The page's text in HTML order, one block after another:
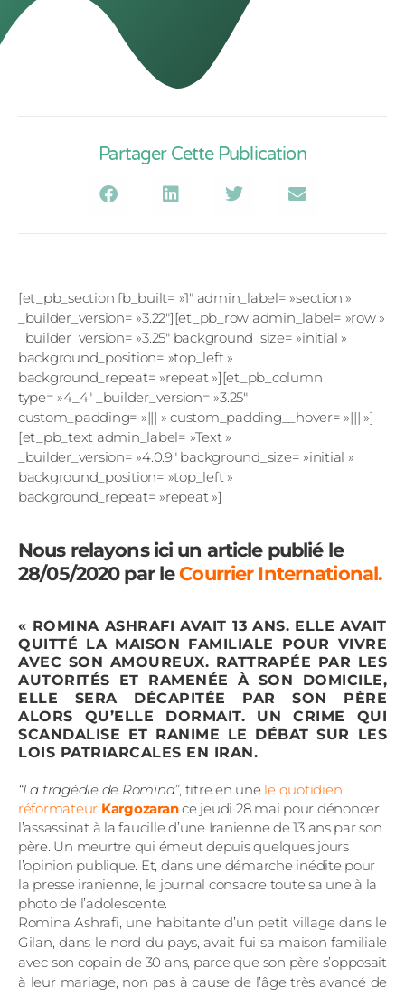
Partager Cette Publication
[et_pb_section fb_built= »1″ admin_label= »section »
_builder_version= »3.22″][et_pb_row admin_label= »row »
_builder_version= »3.25″ background_size= »initial »
background_position= »top_left »
background_repeat= »repeat »][et_pb_column
type= »4_4″ _builder_version= »3.25″
custom_padding= »||| » custom_padding__hover= »||| »]
[et_pb_text admin_label= »Text »
_builder_version= »4.0.9″ background_size= »initial »
background_position= »top_left »
background_repeat= »repeat »]
Nous relayons ici un article publié le
28/05/2020 par le Courrier International.
« ROMINA ASHRAFI AVAIT 13 ANS. ELLE AVAIT
QUITTÉ LA MAISON FAMILIALE POUR VIVRE
AVEC SON AMOUREUX. RATTRAPÉE PAR LES
AUTORITÉS ET RAMENÉE À SON DOMICILE,
ELLE SERA DÉCAPITÉE PAR SON PÈRE
ALORS QU’ELLE DORMAIT. UN CRIME QUI
SCANDALISE ET RANIME LE DÉBAT SUR LES
LOIS PATRIARCALES EN IRAN.
“La tragédie de Romina”, titre en une le quotidien
réformateur Kargozarance jeudi 28 mai pour dénoncer
l’assassinat à la faucille d’une Iranienne de 13 ans par son
père. Un meurtre qui émeut depuis quelques jours
l’opinion publique. Et, dans une démarche inédite pour
la presse iranienne, le journal consacre toute sa une à la
photo de l’adolescente.
Romina Ashrafi, une habitante d’un petit village dans le
Gilan, dans le nord du pays, avait fui sa maison familiale
avec son copain de 30 ans, parce que son père s’opposait
à leur mariage, non pas à cause de l’âge très avancé de